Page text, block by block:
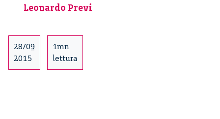
la
–
Leonardo Previ
28/09
2015
1mn
lettura